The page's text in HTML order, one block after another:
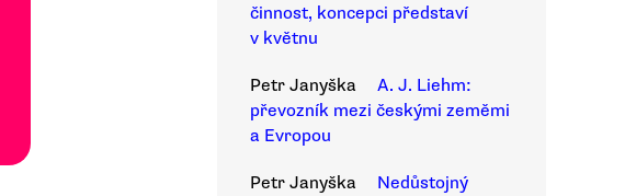
činnost, koncepci představí
v květnu
Petr Janyška
A. J. Liehm:
převozník mezi českými zeměmi
a Evropou
Petr Janyška
Nedůstojný